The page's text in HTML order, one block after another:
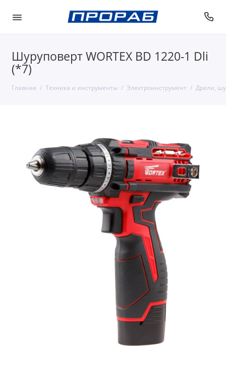
Шуруповерт WORTEX BD 1220-1 Dli
(*7)
Главная Техника и инструменты Электроинструмент Дрели,